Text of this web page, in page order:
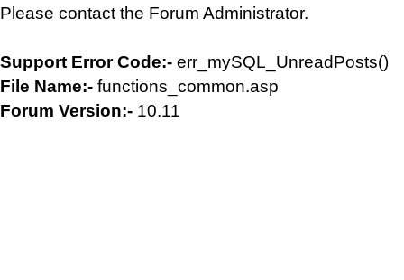
Please contact the Forum Administrator.
Support Error Code:- err_mySQL_UnreadPosts()
File Name:- functions_common.asp
Forum Version:- 10.11